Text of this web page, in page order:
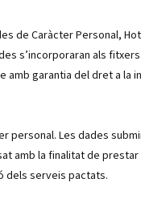
de Caràcter Personal,
s’incorporaran als
garantia del dret a la
personal. Les dades
la finalitat de
dels serveis pactats.